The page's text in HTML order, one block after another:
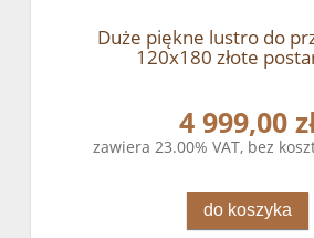
Duże piękne lustro do
120x180 złote
4 999,00
zawiera 23.00% VAT, bez
do koszyka